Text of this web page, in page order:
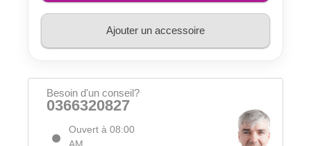
Ajouter un accessoire
Besoin d'un conseil?
0366320827
Ouvert à 08:00
AM